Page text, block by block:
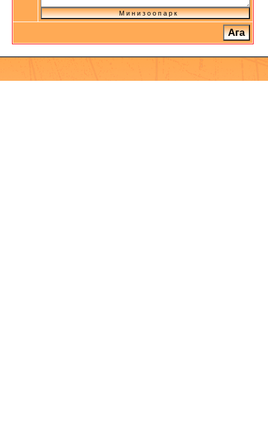
М и н и з о о п а р к